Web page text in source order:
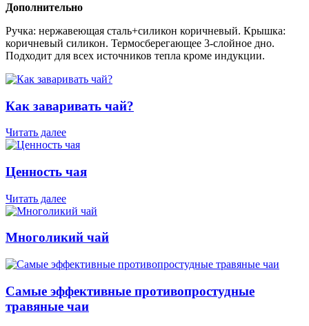
Дополнительно
Ручка: нержавеющая сталь+силикон коричневый. Крышка:
коричневый силикон. Термосберегающее 3-слойное дно.
Подходит для всех источников тепла кроме индукции.
Как заваривать чай?
Читать далее
Ценность чая
Читать далее
Многоликий чай
Самые эффективные противопростудные
травяные чаи